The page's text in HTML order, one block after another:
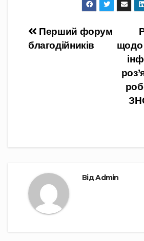
Навігація
записів
щодо
Перший форум
благодійників
ВідAdmin